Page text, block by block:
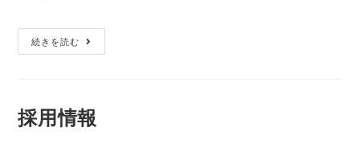
続きを読む
採用情報